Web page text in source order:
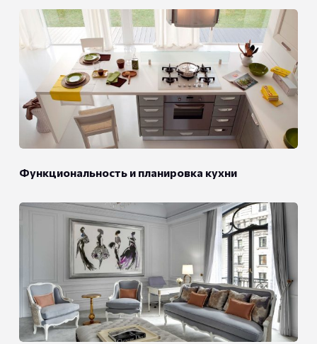
Функциональность и планировка кухни